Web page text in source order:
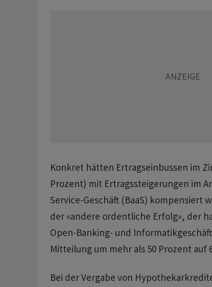
Konkret hätten Ertragseinbussen im
Prozent) mit Ertragssteigerungen im
Service-Geschäft (BaaS) kompensiert
der «andere ordentliche Erfolg», der
Open-Banking- und
Mitteilung um mehr als 50 Prozent auf
Bei der Vergabe von